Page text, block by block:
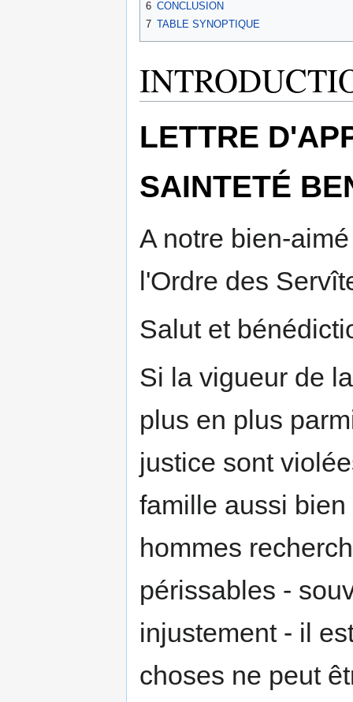
6 CONCLUSION
7 TABLE SYNOPTIQUE
LETTRE
SAINTETÉ
A notre bien-
l'Ordre des
Salut et
Si la vigueur de
plus en plus
justice sont
famille aussi
hommes
périssables -
injustement - il
choses ne peut